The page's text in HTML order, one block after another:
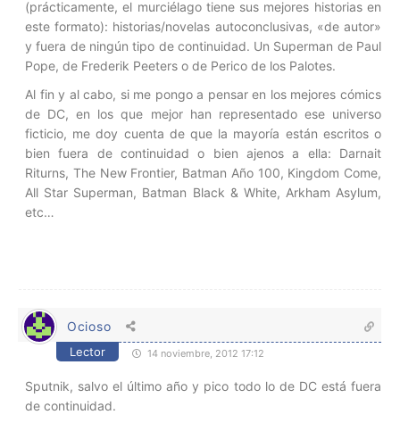
(prácticamente, el murciélago tiene sus mejores historias en
este formato): historias/novelas autoconclusivas, «de autor»
y fuera de ningún tipo de continuidad. Un Superman de Paul
Pope, de Frederik Peeters o de Perico de los Palotes.
Al fin y al cabo, si me pongo a pensar en los mejores cómics
de DC, en los que mejor han representado ese universo
ficticio, me doy cuenta de que la mayoría están escritos o
bien fuera de continuidad o bien ajenos a ella: Darnait
Riturns, The New Frontier, Batman Año 100, Kingdom Come,
All Star Superman, Batman Black & White, Arkham Asylum,
etc…
Ocioso
Lector 14 noviembre, 2012 17:12
Sputnik, salvo el último año y pico todo lo de DC está fuera
de continuidad.